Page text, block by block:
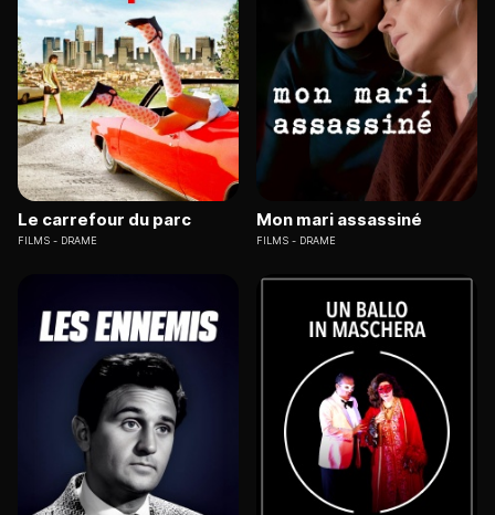
Le carrefour du parc
FILMS DRAME
Mon mari assassiné
FILMS DRAME